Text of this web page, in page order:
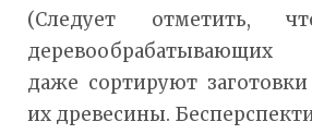
(Следует отметить,
деревообрабатывающих
даже сортируют
их древесины.